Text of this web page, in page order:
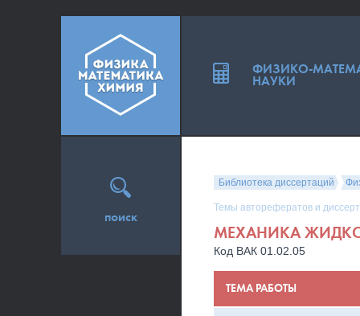
Библиотека диссертаций
Темы авторефератов и
МЕХАНИКА
Код ВАК 01.02.05
ТЕМА РАБОТЫ
поиск
ФИЗИКО-
НАУКИ